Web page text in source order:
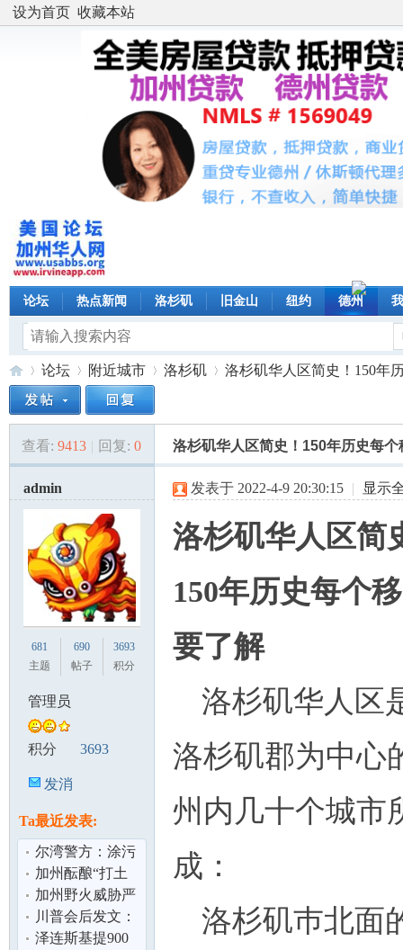
设为首页 收藏本站
论坛 热点新闻 洛杉矶 旧金山 纽约 德州
美»
论坛
›
附近城市 洛杉矶
›
洛杉矶华人区简史！150年
查看: 9413 | 回复: 0 洛杉矶华人区简史！150年历史每个
admin
681
主题
690
帖子
3693
积分
管理员
积分 3693
发消
Ta最近发表:
尔湾警方：涂污
13辆特斯拉男子
落网
加州酝酿“打土
豪” 资产5%“充
公” 硅谷巨
加州野火威胁严
峻 消防局吁民众
制定疏散计
川普会后发文：
正安排普泽会面
泽连斯基提900
发表于 2022-4-9 20:30:15 | 显示
洛杉矶华人区简
150年历史每个
要了解
洛杉矶华人区
洛杉矶郡为中心
州内几十个城市
成：
洛杉矶巿北面